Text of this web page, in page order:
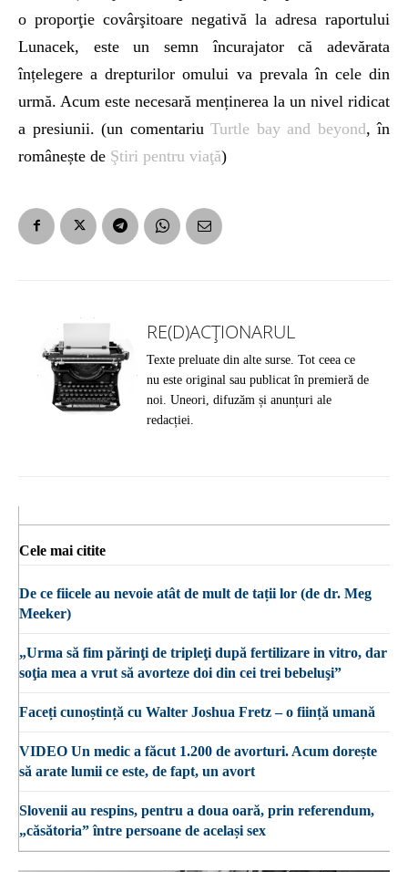
o proporţie covârşitoare negativă la adresa raportului
Lunacek, este un semn încurajator că adevărata
înțelegere a drepturilor omului va prevala în cele din
urmă. Acum este necesară menținerea la un nivel ridicat
a presiunii. (un comentariu Turtle bay and beyond, în
românește de Ştiri pentru viaţă)
RE(D)ACȚIONARUL
Texte preluate din alte surse. Tot ceea ce
nu este original sau publicat în premieră de
noi. Uneori, difuzăm și anunțuri ale
redacției.
Cele mai citite
De ce fiicele au nevoie atât de mult de tații lor (de dr. Meg
Meeker)
„Urma să fim părinţi de tripleţi după fertilizare in vitro, dar
soţia mea a vrut să avorteze doi din cei trei bebeluşi”
Faceți cunoștință cu Walter Joshua Fretz – o ființă umană
VIDEO Un medic a făcut 1.200 de avorturi. Acum dorește
să arate lumii ce este, de fapt, un avort
Slovenii au respins, pentru a doua oară, prin referendum,
„căsătoria” între persoane de același sex